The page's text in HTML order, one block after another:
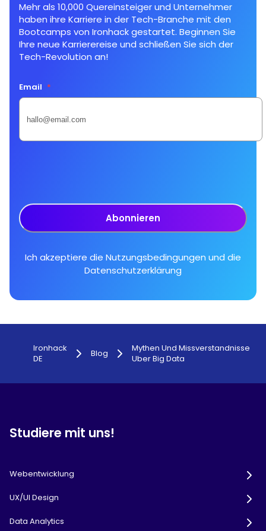
Mehr als 10,000 Quereinsteiger und Unternehmer
haben ihre Karriere in der Tech-Branche mit den
Bootcamps von Ironhack gestartet. Beginnen Sie
Ihre neue Karrierereise und schließen Sie sich der
Tech-Revolution an!
Email *
Abonnieren
Ich akzeptiere die Nutzungsbedingungen und die
Datenschutzerklärung
Ironhack
DE
Blog
Mythen Und Missverstandnisse
Uber Big Data
Studiere mit uns!
Webentwicklung
UX/UI Design
Data Analytics